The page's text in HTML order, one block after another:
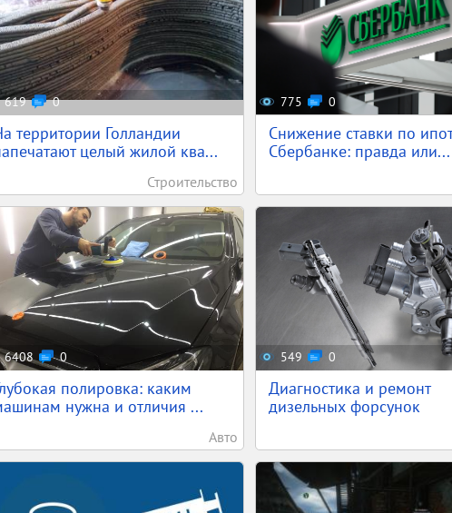
619 0
территории Голландии
целый жилой ква...
Строительство
775 0
Снижение ставки по
Сбербанке: правда или...
6408 0
полировка: каким
нужна и отличия ...
Авто
549 0
Диагностика и ремонт
дизельных форсунок